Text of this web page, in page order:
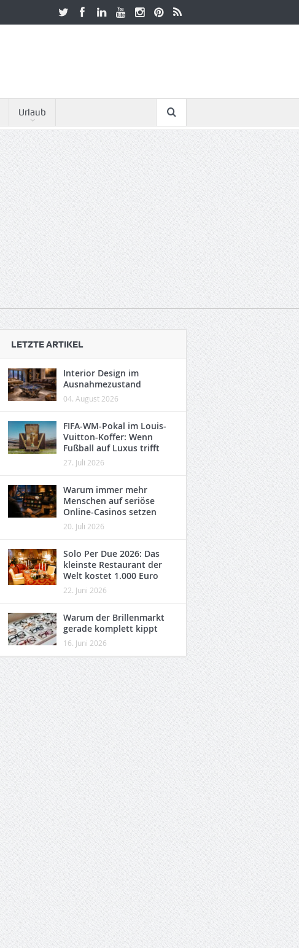
Urlaub
LETZTE ARTIKEL
Interior Design im
Ausnahmezustand
04. August 2026
FIFA-WM-Pokal im Louis-
Vuitton-Koffer: Wenn
Fußball auf Luxus trifft
27. Juli 2026
Warum immer mehr
Menschen auf seriöse
Online-Casinos setzen
20. Juli 2026
Solo Per Due 2026: Das
kleinste Restaurant der
Welt kostet 1.000 Euro
22. Juni 2026
Warum der Brillenmarkt
gerade komplett kippt
16. Juni 2026